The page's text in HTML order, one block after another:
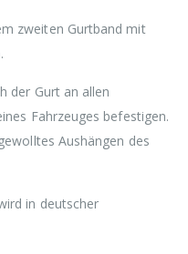
zweiten Gurtband mit
der Gurt an allen
Fahrzeuges befestigen.
Aushängen des
in deutscher